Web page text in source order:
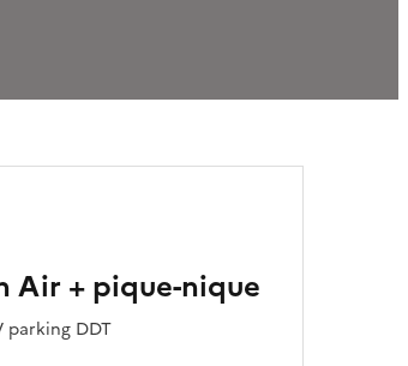
Air + pique-nique
parking DDT